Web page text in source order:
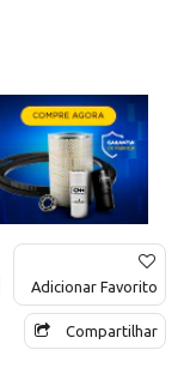
Adicionar Favorito
Compartilhar